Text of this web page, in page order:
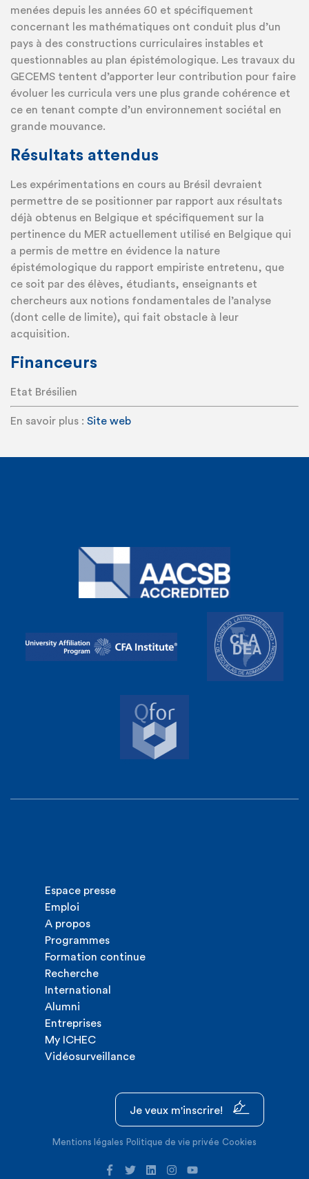
menées depuis les années 60 et spécifiquement
concernant les mathématiques ont conduit plus d’un
pays à des constructions curriculaires instables et
questionnables au plan épistémologique. Les travaux du
GECEMS tentent d’apporter leur contribution pour faire
évoluer les curricula vers une plus grande cohérence et
ce en tenant compte d’un environnement sociétal en
grande mouvance.
Résultats attendus
Les expérimentations en cours au Brésil devraient
permettre de se positionner par rapport aux résultats
déjà obtenus en Belgique et spécifiquement sur la
pertinence du MER actuellement utilisé en Belgique qui
a permis de mettre en évidence la nature
épistémologique du rapport empiriste entretenu, que
ce soit par des élèves, étudiants, enseignants et
chercheurs aux notions fondamentales de l’analyse
(dont celle de limite), qui fait obstacle à leur
acquisition.
Financeurs
Etat Brésilien
En savoir plus : Site web
Espace presse
Emploi
A propos
Programmes
Formation continue
Recherche
International
Alumni
Entreprises
My ICHEC
Vidéosurveillance
Je veux m'inscrire!
Mentions légales Politique de vie privée Cookies